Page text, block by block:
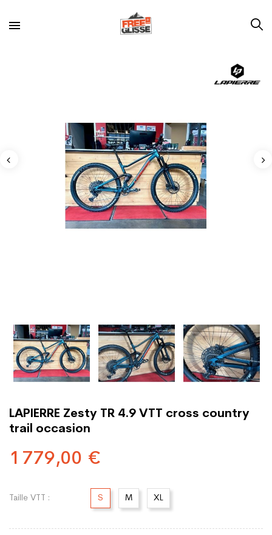
LAPIERRE Zesty TR 4.9 VTT cross country
trail occasion
1 779,00 €
Taille VTT : S M XL